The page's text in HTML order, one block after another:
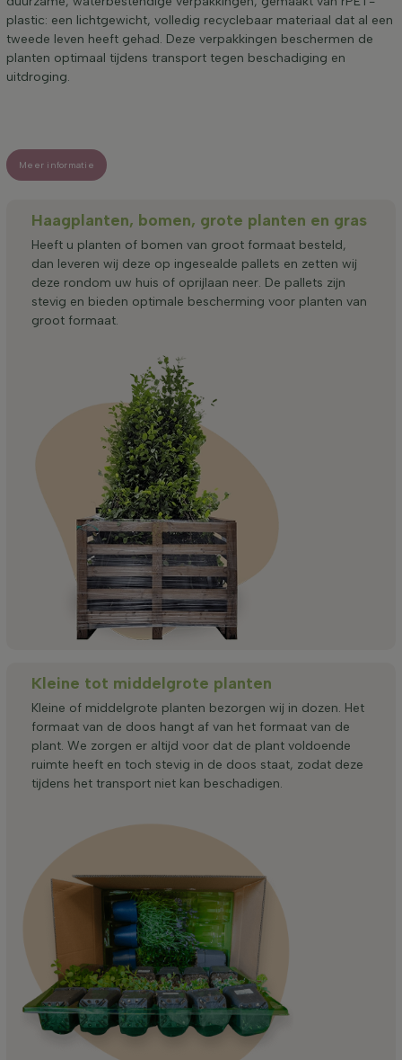
plastic: een lichtgewicht, volledig recyclebaar materiaal dat al een
tweede leven heeft gehad. Deze verpakkingen beschermen de
planten optimaal tijdens transport tegen beschadiging en
uitdroging.
Meer informatie
Haagplanten, bomen, grote planten en gras
Heeft u planten of bomen van groot formaat besteld,
dan leveren wij deze op ingesealde pallets en zetten wij
deze rondom uw huis of oprijlaan neer. De pallets zijn
stevig en bieden optimale bescherming voor planten van
groot formaat.
Kleine tot middelgrote planten
Kleine of middelgrote planten bezorgen wij in dozen. Het
formaat van de doos hangt af van het formaat van de
plant. We zorgen er altijd voor dat de plant voldoende
ruimte heeft en toch stevig in de doos staat, zodat deze
tijdens het transport niet kan beschadigen.